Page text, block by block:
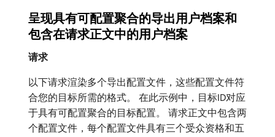
呈现具有可配置聚合的导出用户档案和
包含在请求正文中的用户档案
请求
以下请求渲染多个导出配置文件，这些配置文件符
合您的目标所需的格式。 在此示例中，目标ID对应
于具有可配置聚合的目标配置。 请求正文中包含两
个配置文件，每个配置文件具有三个受众资格和五